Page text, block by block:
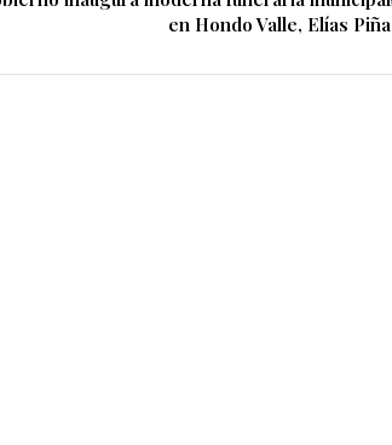
en Hondo Valle, Elías Piña